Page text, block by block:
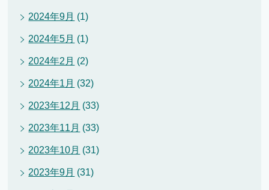
2024年9月 (1)
2024年5月 (1)
2024年2月 (2)
2024年1月 (32)
2023年12月 (33)
2023年11月 (33)
2023年10月 (31)
2023年9月 (31)